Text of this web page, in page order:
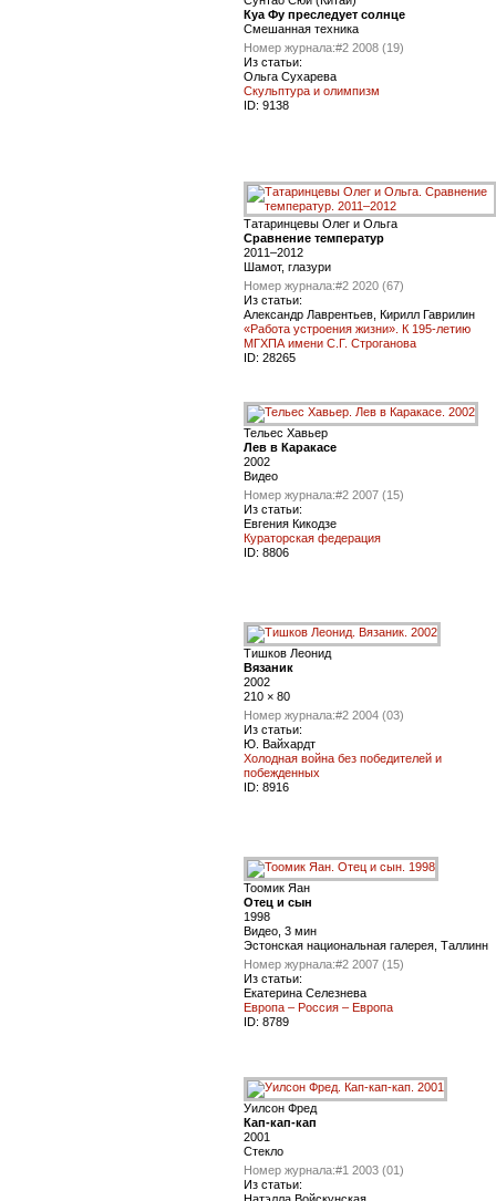
Куа Фу преследует солнце
Смешанная техника
Номер журнала:#2 2008 (19)
Из статьи:
Ольга Сухарева
Скульптура и олимпизм
ID: 9138
Татаринцевы Олег и Ольга
Сравнение температур
2011–2012
Шамот, глазури
Номер журнала:#2 2020 (67)
Из статьи:
Александр Лаврентьев, Кирилл Гаврилин
«Работа устроения жизни». К 195-летию
МГХПА имени С.Г. Строганова
ID: 28265
Тельес Хавьер
Лев в Каракасе
2002
Видео
Номер журнала:#2 2007 (15)
Из статьи:
Евгения Кикодзе
Кураторская федерация
ID: 8806
Тишков Леонид
Вязаник
2002
210 × 80
Номер журнала:#2 2004 (03)
Из статьи:
Ю. Вайхардт
Холодная война без победителей и
побежденных
ID: 8916
Тоомик Яан
Отец и сын
1998
Видео, 3 мин
Эстонская национальная галерея, Таллинн
Номер журнала:#2 2007 (15)
Из статьи:
Екатерина Селезнева
Европа – Россия – Европа
ID: 8789
Уилсон Фред
Кап-кап-кап
2001
Стекло
Номер журнала:#1 2003 (01)
Из статьи:
Натэлла Войскунская